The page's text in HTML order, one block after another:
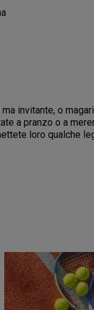
invitante, o
a pranzo o a
loro qualche